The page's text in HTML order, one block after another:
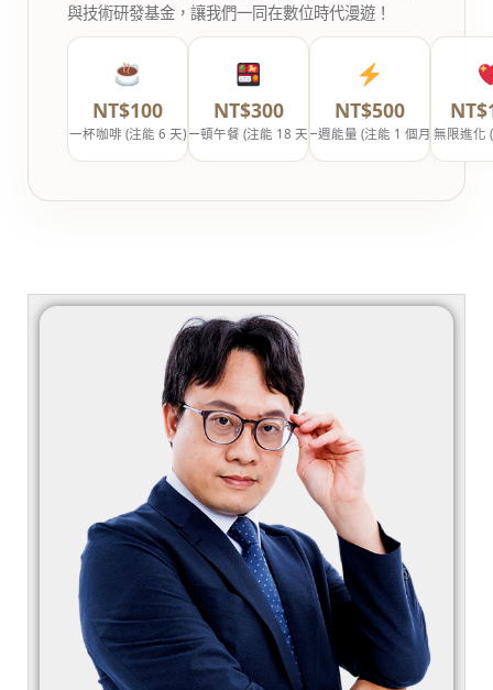
與技術研發基金，讓我們一同在數位時代漫遊！
NT$100
一杯咖啡 (注能 6 天)
NT$300
一頓午餐 (注能 18 天)
NT$500
一週能量 (注能 1 個月)無限進化